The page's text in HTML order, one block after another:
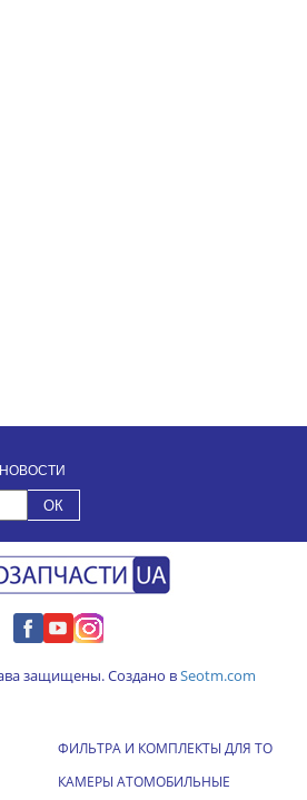
защищены. Создано вSeotm.com
ФИЛЬТРА И КОМПЛЕКТЫ ДЛЯ ТО
КАМЕРЫ АТОМОБИЛЬНЫЕ